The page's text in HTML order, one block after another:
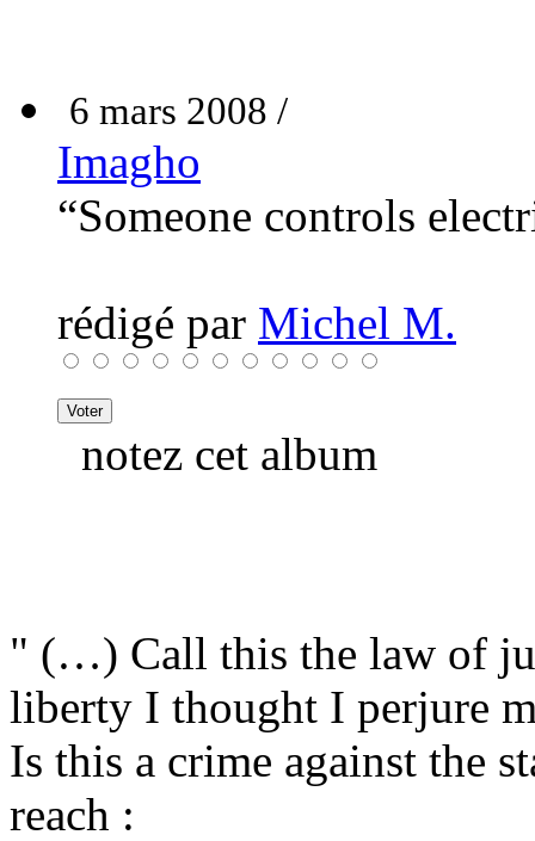
6 mars 2008 /
Imagho
“Someone controls
rédigé par Michel M.
notez cet album
" (…) Call this the law of
liberty I thought I perjure
Is this a crime against the
reach :